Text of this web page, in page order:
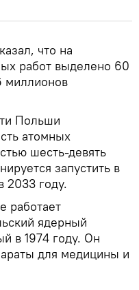
что на
работ выделено 60
миллионов
Польши
атомных
шесть-девять
запустить в
2033 году.
работает
ядерный
в 1974 году. Он
для медицины и